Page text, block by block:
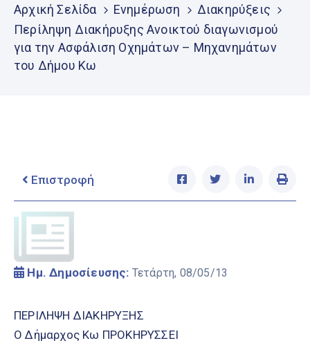
Επικοινωνία
Μητρώο
Εθελοντών
Αρχική Σελίδα Ενημέρωση
Διακηρύξεις
Περίληψη Διακήρυξης Ανοικτού διαγωνισμού
για την Ασφάλιση Οχημάτων – Μηχανημάτων
του Δήμου Κω
Επιστροφή
Ημ. Δημοσίευσης: Τετάρτη, 08/05/13
ΠΕΡΙΛΗΨΗ ΔΙΑΚΗΡΥΞΗΣ
Ο Δήμαρχος Κω ΠΡΟΚΗΡΥΣΣΕΙ